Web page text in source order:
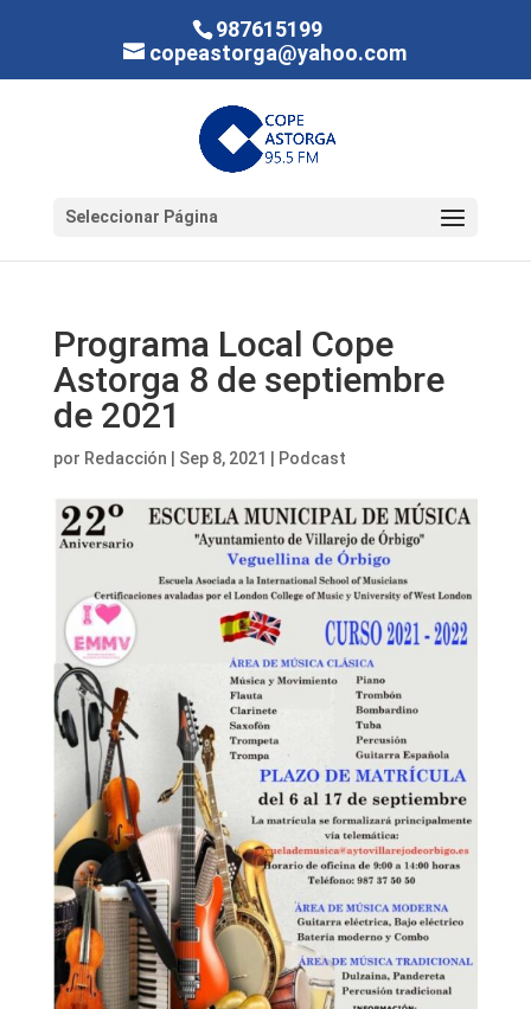
987615199
copeastorga@yahoo.com
Seleccionar Página
Programa Local Cope
Astorga 8 de septiembre
de 2021
por Redacción Sep 8, 2021 Podcast